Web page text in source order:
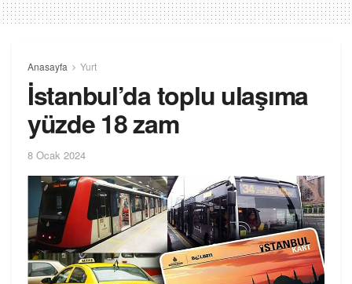
Anasayfa Yurt
İstanbul’da toplu ulaşıma
yüzde 18 zam
8 Ocak 2024